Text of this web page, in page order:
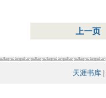
上一页
天涯书库|